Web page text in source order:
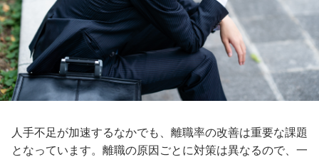
人手不足が加速するなかでも、離職率の改善は重要な課題
となっています。離職の原因ごとに対策は異なるので、一